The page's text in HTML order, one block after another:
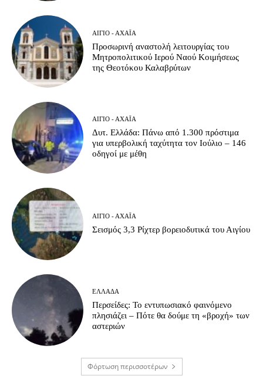
ΑΊΓΙΟ - ΑΧΑΪ́Α
Προσωρινή αναστολή λειτουργίας του
Μητροπολιτικού Ιερού Ναού Κοιμήσεως
της Θεοτόκου Καλαβρύτων
ΑΊΓΙΟ - ΑΧΑΪ́Α
Δυτ. Ελλάδα: Πάνω από 1.300 πρόστιμα
για υπερβολική ταχύτητα τον Ιούλιο – 146
οδηγοί με μέθη
ΑΊΓΙΟ - ΑΧΑΪ́Α
Σεισμός 3,3 Ρίχτερ βορειοδυτικά του Αιγίου
ΕΛΛΆΔΑ
Περσείδες: Το εντυπωσιακό φαινόμενο
πλησιάζει – Πότε θα δούμε τη «βροχή» των
αστεριών
Φόρτωση περισσοτέρων